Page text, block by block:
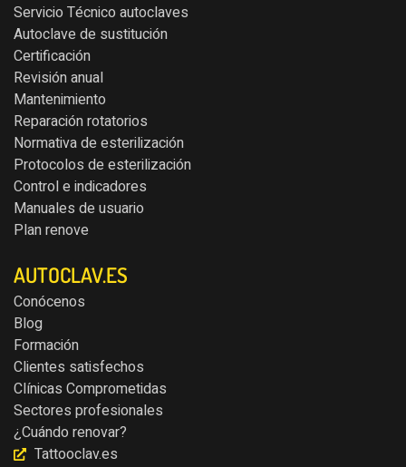
Servicio Técnico autoclaves
Autoclave de sustitución
Certificación
Revisión anual
Mantenimiento
Reparación rotatorios
Normativa de esterilización
Protocolos de esterilización
Control e indicadores
Manuales de usuario
Plan renove
AUTOCLAV.ES
Conócenos
Blog
Formación
Clientes satisfechos
Clínicas Comprometidas
Sectores profesionales
¿Cuándo renovar?
Tattooclav.es